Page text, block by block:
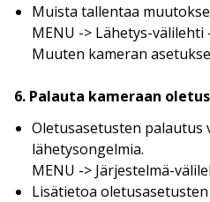
Muista tallentaa
MENU -> Lähetys-välilehti
Muuten kameran
6. Palauta kameraan
Oletusasetusten palautus
lähetysongelmia.
MENU -> Järjestelmä-
Lisätietoa